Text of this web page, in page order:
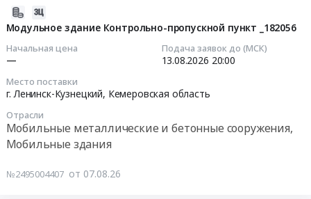
,
Модульное здание Контрольно-пропускной пункт _182056
Начальная цена
—
Подача заявок до (МСК)
13.08.2026 20:00
Место поставки
г. Ленинск-Кузнецкий, Кемеровская область
Отрасли
Мобильные металлические и бетонные сооружения,
Мобильные здания
№2495004407 от 07.08.26